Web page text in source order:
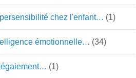
chez l'enfant… (1)
émotionnelle… (34)
(1)